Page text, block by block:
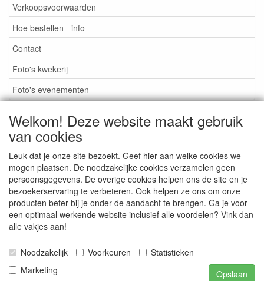
Verkoopsvoorwaarden
Hoe bestellen - info
Contact
Foto's kwekerij
Foto's evenementen
TUINBEURZEN 2026
CONTACT
FOTO'S KWEKERIJ
FOTO'S EVENEMENTEN
Welkom! Deze website maakt gebruik
van cookies
Leuk dat je onze site bezoekt. Geef hier aan welke cookies we
mogen plaatsen. De noodzakelijke cookies verzamelen geen
persoonsgegevens. De overige cookies helpen ons de site en je
bezoekerservaring te verbeteren. Ook helpen ze ons om onze
producten beter bij je onder de aandacht te brengen. Ga je voor
een optimaal werkende website inclusief alle voordelen? Vink dan
alle vakjes aan!
Noodzakelijk Voorkeuren
Statistieken
Marketing
Opslaan